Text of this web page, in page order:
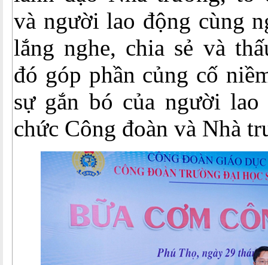
và người lao động cùng
lắng nghe, chia sẻ và
đó góp phần củng cố
sự gắn bó của người
chức Công đoàn và Nhà